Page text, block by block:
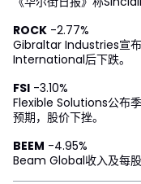
ROCK -2.77%
Gibraltar Industries宣
International后下跌。
FSI -3.10%
Flexible Solutions公布
预期，股价下挫。
BEEM -4.95%
Beam Global收入及每股